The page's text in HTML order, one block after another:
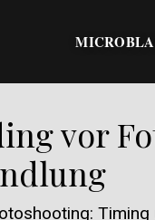
vor
Timing